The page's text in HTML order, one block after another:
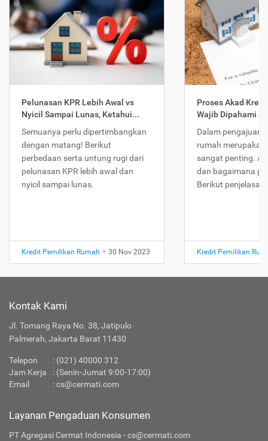
Pelunasan KPR Lebih Awal vs
Nyicil Sampai Lunas, Ketahui...
Semuanya perlu dipertimbangkan
dengan matang! Berikut
perbedaan serta untung rugi dari
pelunasan KPR lebih awal dan
nyicil sampai lunas.
Kredit Pemilikan Rumah • 30 Nov 2023
Proses Akad
Wajib Dipahami
Dalam pengajuan
rumah
sangat penting.
dan bagaimana
Berikut
Kredit Pemilikan
Kontak Kami
Jl. Tomang Raya No. 38, Jatipulo
Palmerah, Jakarta Barat 11430
Telepon : (021) 40000 312
Jam Kerja
: (Senin-Jumat 9:00-17:00)
Email
:cs@cermati.com
Layanan Pengaduan Konsumen
PT Agregasi Cermat Indonesia - cs@cermati.com